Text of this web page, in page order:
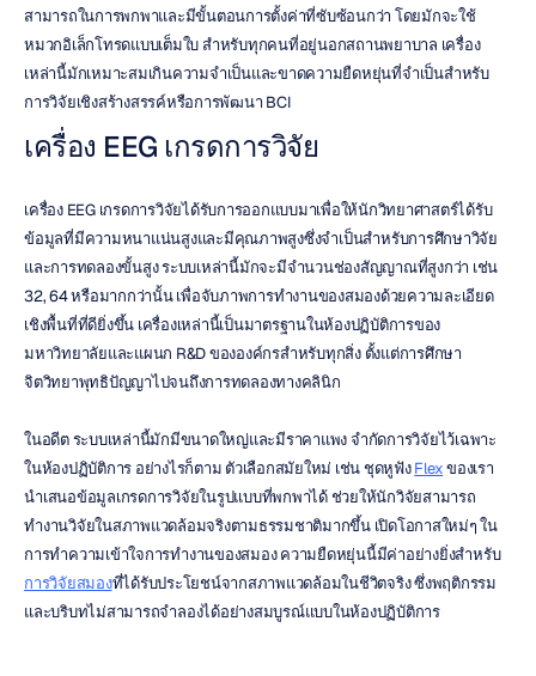
สามารถในการพกพาและมีขั้นตอนการตั้งค่าที่ซับซ้อนกว่า โดยมักจะใช้
หมวกอิเล็กโทรดแบบเต็มใบ สำหรับทุกคนที่อยู่นอกสถานพยาบาล เครื่อง
เหล่านี้มักเหมาะสมเกินความจำเป็นและขาดความยืดหยุ่นที่จำเป็นสำหรับ
การวิจัยเชิงสร้างสรรค์หรือการพัฒนา BCI
เครื่อง EEG เกรดการวิจัย
เครื่อง EEG เกรดการวิจัยได้รับการออกแบบมาเพื่อให้นักวิทยาศาสตร์ได้รับ
ข้อมูลที่มีความหนาแน่นสูงและมีคุณภาพสูงซึ่งจำเป็นสำหรับการศึกษาวิจัย
และการทดลองขั้นสูง ระบบเหล่านี้มักจะมีจำนวนช่องสัญญาณที่สูงกว่า เช่น
32, 64 หรือมากกว่านั้น เพื่อจับภาพการทำงานของสมองด้วยความละเอียด
เชิงพื้นที่ที่ดียิ่งขึ้น เครื่องเหล่านี้เป็นมาตรฐานในห้องปฏิบัติการของ
มหาวิทยาลัยและแผนก R&D ขององค์กรสำหรับทุกสิ่ง ตั้งแต่การศึกษา
จิตวิทยาพุทธิปัญญาไปจนถึงการทดลองทางคลินิก
ในอดีต ระบบเหล่านี้มักมีขนาดใหญ่และมีราคาแพง จำกัดการวิจัยไว้เฉพาะ
ในห้องปฏิบัติการ อย่างไรก็ตาม ตัวเลือกสมัยใหม่ เช่น ชุดหูฟัง Flex ของเรา
นำเสนอข้อมูลเกรดการวิจัยในรูปแบบที่พกพาได้ ช่วยให้นักวิจัยสามารถ
ทำงานวิจัยในสภาพแวดล้อมจริงตามธรรมชาติมากขึ้น เปิดโอกาสใหม่ๆ ใน
การทำความเข้าใจการทำงานของสมอง ความยืดหยุ่นนี้มีค่าอย่างยิ่งสำหรับ
การวิจัยสมองที่ได้รับประโยชน์จากสภาพแวดล้อมในชีวิตจริง ซึ่งพฤติกรรม
และบริบทไม่สามารถจำลองได้อย่างสมบูรณ์แบบในห้องปฏิบัติการ